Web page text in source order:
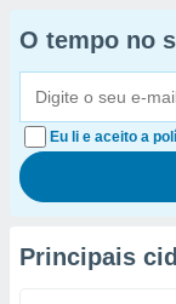
O tempo no
Eu li e aceito a
Principais